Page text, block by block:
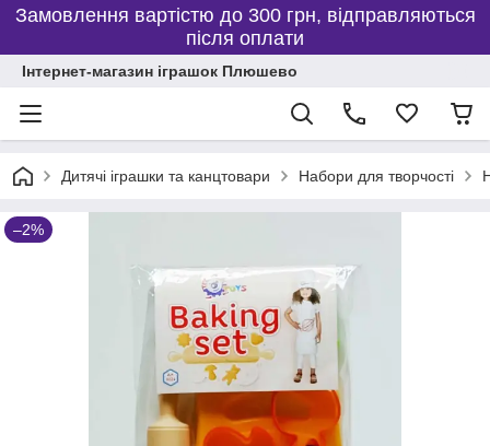
Замовлення вартістю до 300 грн, відправляються
після оплати
Інтернет-магазин іграшок Плюшево
Дитячі іграшки та канцтовари Набори для творчості
–2%